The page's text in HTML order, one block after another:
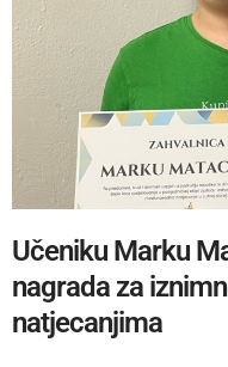
Učeniku Marku
nagrada za
natjecanjima